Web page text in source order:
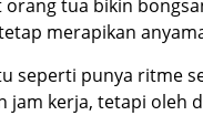
tua bikin
merapikan
seperti punya ritme
jam kerja, tetapi oleh